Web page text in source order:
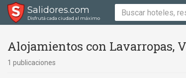
Salidores.com
Disfrutá cada ciudad al máximo
Alojamientos con Lavarropas,
1 publicaciones